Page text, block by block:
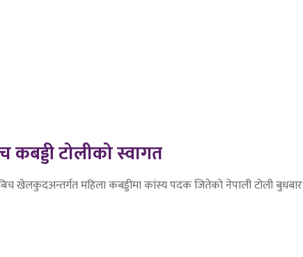
टोलीको स्वागत
खेलकुदअन्तर्गत महिला कबड्डीमा कांस्य पदक जितेको नेपाली टोली बुधबार